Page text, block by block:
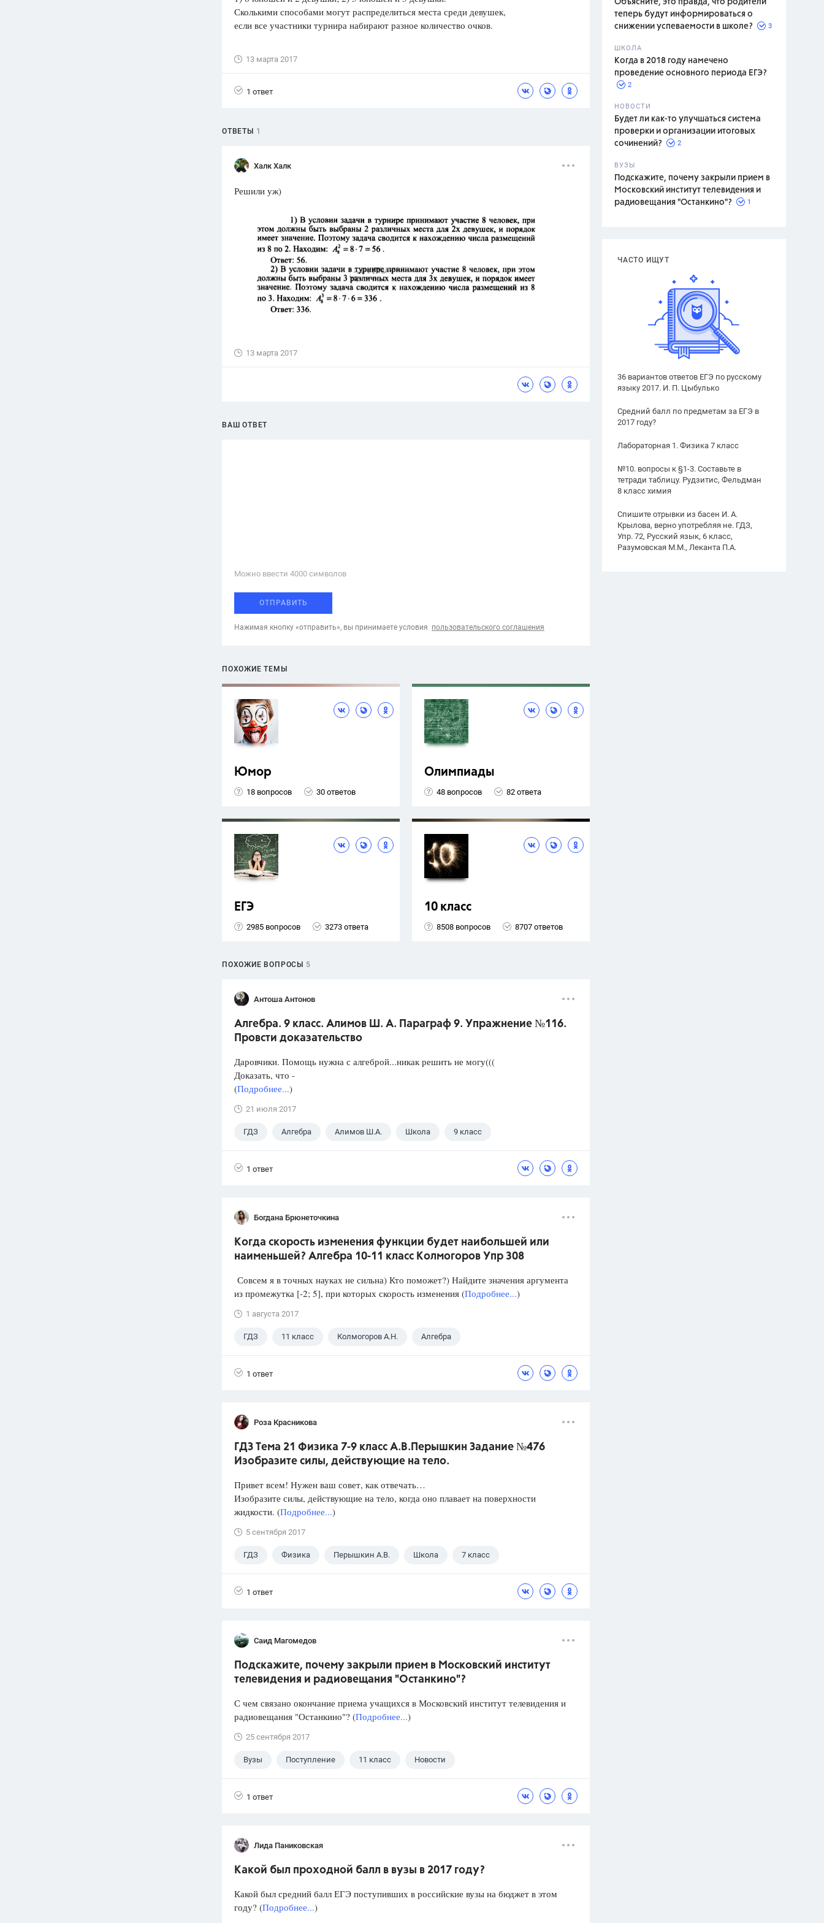
Олимпиады
Spotlight
280 ответов
Цветков Л. А.
Объясните, это правда, что родители
теперь будут информироваться о
снижении успеваемости в школе?
3
ШКОЛА
Когда в 2018 году намечено
проведение основного периода ЕГЭ?
2
НОВОСТИ
Будет ли как-то улучшаться система
проверки и организации итоговых
сочинений?
2
ВУЗЫ
Подскажите, почему закрыли прием в
Московский институт телевидения и
радиовещания "Останкино"?
1
ЧАСТО ИЩУТ
36 вариантов ответов ЕГЭ по русскому
языку 2017. И. П. Цыбулько
Средний балл по предметам за ЕГЭ в
2017 году?
Лабораторная 1. Физика 7 класс
№10. вопросы к §1-3. Составьте в
тетради таблицу. Рудзитис, Фельдман
8 класс химия
Спишите отрывки из басен И. А.
Крылова, верно употребляя не. ГДЗ,
Упр. 72, Русский язык, 6 класс,
Разумовская М.М., Леканта П.А.
Сколькими способами могут распределиться места среди девушек,
если все участники турнира набирают разное количество очков.
13 марта 2017
1 ответ
ОТВЕТЫ 1
Халк Халк
Решили уж)
13 марта 2017
ВАШ ОТВЕТ
Можно ввести 4000 cимволов
ОТПРАВИТЬ
Нажимая кнопку «отправить», вы принимаете условия пользовательского соглашения
ПОХОЖИЕ ТЕМЫ
Юмор
18 вопросов 30 ответов
Олимпиады
48 вопросов 82 ответа
ЕГЭ
2985 вопросов 3273 ответа
10 класс
8508 вопросов 8707 ответов
ПОХОЖИЕ ВОПРОСЫ 5
Антоша Антонов
Алгебра. 9 класс. Алимов Ш. А. Параграф 9. Упражнение №116.
Провсти доказательство
Даровчики. Помощь нужна с алгеброй...никак решить не могу(((
Доказать, что -
(Подробнее...)
21 июля 2017
ГДЗ Алгебра Алимов Ш.А. Школа 9 класс
1 ответ
Богдана Брюнеточкина
Когда скорость изменения функции будет наибольшей или
наименьшей? Алгебра 10-11 класс Колмогоров Упр 308
Совсем я в точных науках не сильна) Кто поможет?) Найдите значения аргумента
из промежутка [-2; 5], при которых скорость изменения (Подробнее...)
1 августа 2017
ГДЗ 11 класс Колмогоров А.Н. Алгебра
1 ответ
Роза Красникова
ГДЗ Тема 21 Физика 7-9 класс А.В.Перышкин Задание №476
Изобразите силы, действующие на тело.
Привет всем! Нужен ваш совет, как отвечать…
Изобразите силы, действующие на тело, когда оно плавает на поверхности
жидкости. (Подробнее...)
5 сентября 2017
ГДЗ Физика Перышкин А.В. Школа 7 класс
1 ответ
Саид Магомедов
Подскажите, почему закрыли прием в Московский институт
телевидения и радиовещания "Останкино"?
С чем связано окончание приема учащихся в Московский институт телевидения и
радиовещания "Останкино"? (Подробнее...)
25 сентября 2017
Вузы Поступление 11 класс Новости
1 ответ
Лида Паниковская
Какой был проходной балл в вузы в 2017 году?
Какой был средний балл ЕГЭ поступивших в российские вузы на бюджет в этом
году? (Подробнее...)